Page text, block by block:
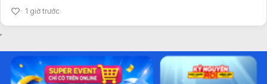
1 giờ trước